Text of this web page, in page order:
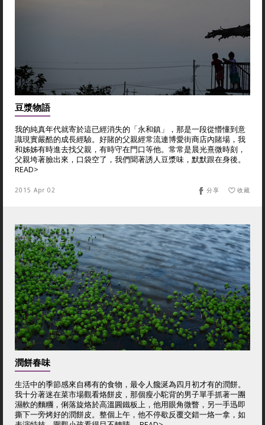
豆漿物語
我的純真年代就寄於這已經消失的「永和鎮」，那是一段從懵懂到意
識現實嚴酷的成長經驗。好賭的父親經常流連博愛街商店內賭場，我
和姊姊有時進去找父親，有時守在門口等他。常常是晨光熹微時刻，
父親垮著臉出來，口袋空了，我們聞著誘人豆漿味，默默跟在身後。
READ>
2015 Apr 02 收藏
分享
潤餅春味
生活中的季節感來自稀有的食物，最令人饞涎為四月初才有的潤餅。
我十分著迷在菜市場觀看烙餅皮，那個瘦小駝背的男子單手抓著一團
濕軟的麵糰，俐落旋烙於高溫圓鐵板上，他用眼角微瞥，另一手迅即
撕下一旁烤好的潤餅皮。整個上午，他不停歇反覆交錯一烙一拿，如